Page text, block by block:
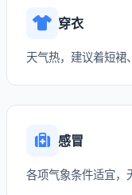
穿衣
天气热，建议着短裙
感冒
各项气象条件适宜，